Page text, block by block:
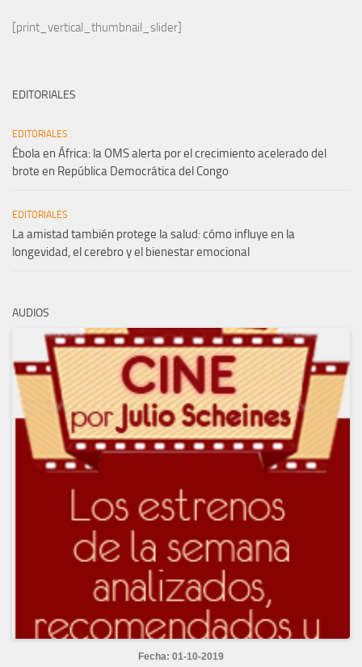
[print_vertical_thumbnail_slider]
EDITORIALES
EDITORIALES
Ébola en África: la OMS alerta por el crecimiento acelerado del
brote en República Democrática del Congo
EDITORIALES
La amistad también protege la salud: cómo influye en la
longevidad, el cerebro y el bienestar emocional
AUDIOS
Fecha: 01-10-2019